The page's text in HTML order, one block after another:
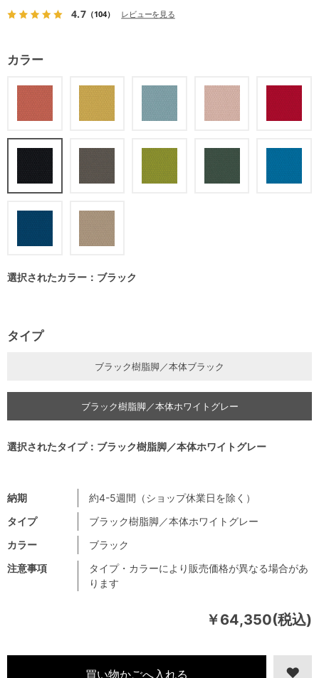
4.7（104） レビューを見る
￥64,350(税込)
注意事項
タイプ・カラーにより販売価格が異なる場合があ
ります
納期
約4-5週間（ショップ休業日を除く）
タイプ
ブラック樹脂脚／本体ホワイトグレー
カラー
ブラック
カラー
選択されたカラー：ブラック
タイプ
ブラック樹脂脚／本体ブラック
ブラック樹脂脚／本体ホワイトグレー
選択されたタイプ：ブラック樹脂脚／本体ホワイトグレー